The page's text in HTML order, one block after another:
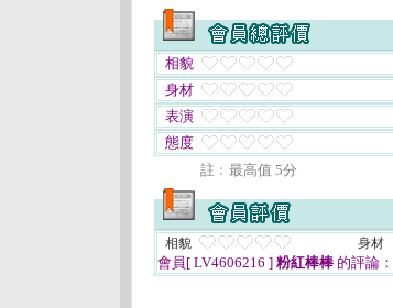
相貌
身材
表演
態度
註﹕最高值 5分
相貌 身材
會員[ LV4606216 ] 粉紅棒棒 的評論：